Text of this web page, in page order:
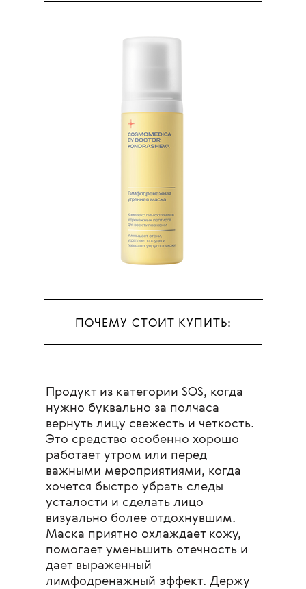
ПОЧЕМУ СТОИТ КУПИТЬ:
Продукт из категории SOS, когда
нужно буквально за полчаса
вернуть лицу свежесть и четкость.
Это средство особенно хорошо
работает утром или перед
важными мероприятиями, когда
хочется быстро убрать следы
усталости и сделать лицо
визуально более отдохнувшим.
Маска приятно охлаждает кожу,
помогает уменьшить отечность и
дает выраженный
лимфодренажный эффект. Держу